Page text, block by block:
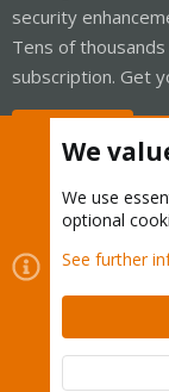
security
Tens of
subscription. Get
Cookies
Contact us
Terms
Community platform
We
We use
optional
See further